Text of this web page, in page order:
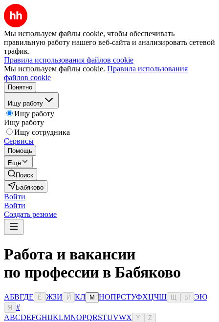
Мы используем файлы cookie, чтобы обеспечивать
правильную работу нашего веб-сайта и анализировать сетевой
трафик.
Правила использования файлов cookie
Мы используем файлы cookie. Правила использования
файлов cookie
Понятно
Ищу работу
Ищу работу
Ищу работу
Ищу сотрудника
Сервисы
Помощь
Ещё
Поиск
Бабяково
Войти
Войти
Создать резюме
Работа и вакансии
по профессии в Бабяково
АБВГДЕ Ё ЖЗИ Й КЛ М НОПРСТУФХЦЧШ Ы ЭЮ
Я
#
ABCDEFGHIJKLMNOPQRSTUVWX Y Z